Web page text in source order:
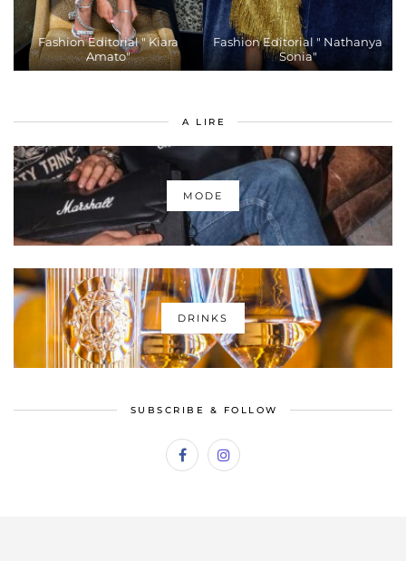
Fashion Editorial " Kiara
Amato"
Fashion Editorial " Nathanya
Sonia"
A LIRE
MODE
DRINKS
SUBSCRIBE & FOLLOW